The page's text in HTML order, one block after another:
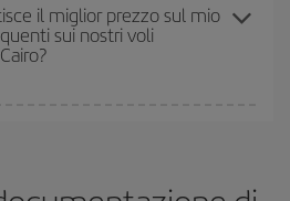
dipendono dal numero di posti
le tariffe più economiche
si vadano esaurendo. Pertanto,
il miglior prezzo sul mio
sui nostri voli